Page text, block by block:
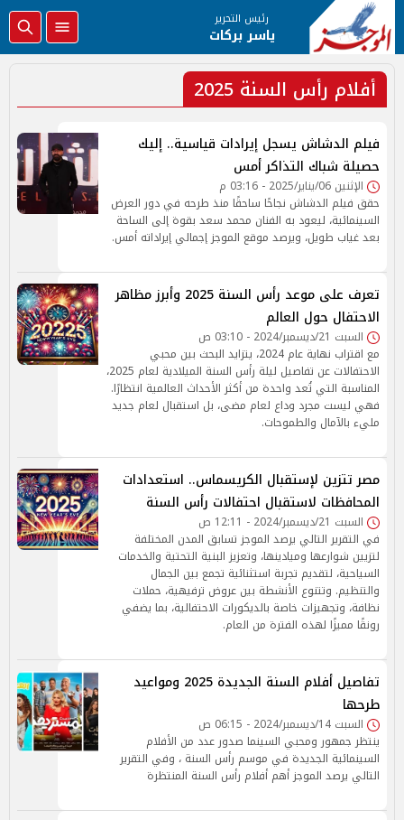
رئيس التحرير
ياسر بركات
أفلام رأس السنة 2025
فيلم الدشاش يسجل إيرادات قياسية.. إليك
حصيلة شباك التذاكر أمس
الإثنين 06/يناير/2025 - 03:16 م
حقق فيلم الدشاش نجاحًا ساحقًا منذ طرحه في دور العرض
السينمائية، ليعود به الفنان محمد سعد بقوة إلى الساحة
بعد غياب طويل، ويرصد موقع الموجز إجمالي إيراداته أمس.
تعرف على موعد رأس السنة 2025 وأبرز مظاهر
الاحتفال حول العالم
السبت 21/ديسمبر/2024 - 03:10 ص
مع اقتراب نهاية عام 2024، يتزايد البحث بين محبي
الاحتفالات عن تفاصيل ليلة رأس السنة الميلادية لعام 2025،
المناسبة التي تُعد واحدة من أكثر الأحداث العالمية انتظارًا.
فهي ليست مجرد وداع لعام مضى، بل استقبال لعام جديد
مليء بالآمال والطموحات.
مصر تتزين لإستقبال الكريسماس.. استعدادات
المحافظات لاستقبال احتفالات رأس السنة
السبت 21/ديسمبر/2024 - 12:11 ص
في التقرير التالي يرصد الموجز تسابق المدن المختلفة
لتزيين شوارعها وميادينها، وتعزيز البنية التحتية والخدمات
السياحية، لتقديم تجربة استثنائية تجمع بين الجمال
والتنظيم. وتتنوع الأنشطة بين عروض ترفيهية، حملات
نظافة، وتجهيزات خاصة بالديكورات الاحتفالية، بما يضفي
رونقًا مميزًا لهذه الفترة من العام.
تفاصيل أفلام السنة الجديدة 2025 ومواعيد
طرحها
السبت 14/ديسمبر/2024 - 06:15 ص
ينتظر جمهور ومحبي السينما صدور عدد من الأفلام
السينمائية الجديدة في موسم رأس السنة ، وفي التقرير
التالي يرصد الموجز أهم أفلام رأس السنة المنتظرة